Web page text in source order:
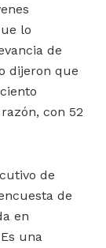
lo
de
dijeron que
con 52
de
de
en
una